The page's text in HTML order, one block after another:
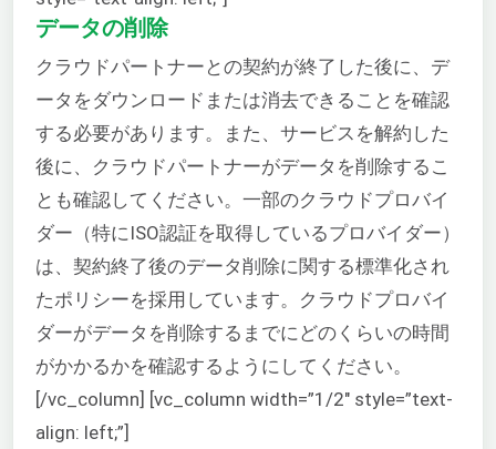
データの削除
クラウドパートナーとの契約が終了した後に、デ
ータをダウンロードまたは消去できることを確認
する必要があります。また、サービスを解約した
後に、クラウドパートナーがデータを削除するこ
とも確認してください。一部のクラウドプロバイ
ダー（特にISO認証を取得しているプロバイダー）
は、契約終了後のデータ削除に関する標準化され
たポリシーを採用しています。クラウドプロバイ
ダーがデータを削除するまでにどのくらいの時間
がかかるかを確認するようにしてください。
[/vc_column] [vc_column width=”1/2″ style=”text-
align: left;”]